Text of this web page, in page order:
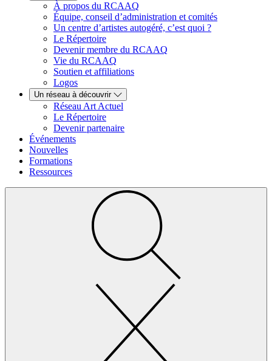
À propos du RCAAQ
Équipe, conseil d’administration et comités
Un centre d’artistes autogéré, c’est quoi ?
Le Répertoire
Devenir membre du RCAAQ
Vie du RCAAQ
Soutien et affiliations
Logos
Un réseau à découvrir
Réseau Art Actuel
Le Répertoire
Devenir partenaire
Événements
Nouvelles
Formations
Ressources